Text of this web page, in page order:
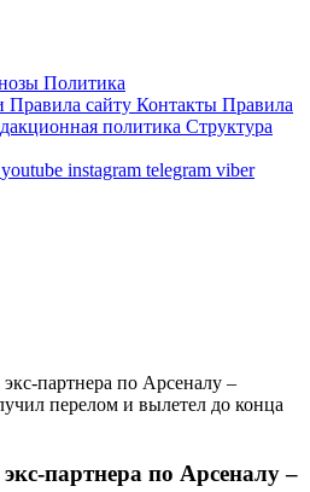
Политика
Правила сайту Контакты Правила
политика Структура
youtube instagram telegram viber
партнера по Арсеналу –
перелом и вылетел до конца
партнера по Арсеналу –